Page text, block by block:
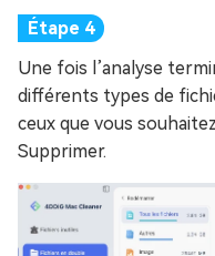
Une fois l’analyse
différents types de
ceux que vous
Supprimer.